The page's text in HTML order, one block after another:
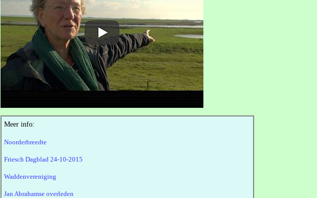
Meer info:
Noorderbreedte
Friesch Dagblad 24-10-2015
Waddenvereniging
Jan Abrahamse overleden